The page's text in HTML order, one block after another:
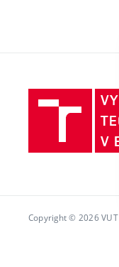
Copyright © 2026 VUT